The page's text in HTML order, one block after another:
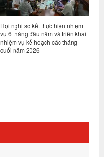
Hội nghị sơ kết thực hiện nhiệm
vụ 6 tháng đầu năm và triển khai
nhiệm vụ kế hoạch các tháng
cuối năm 2026